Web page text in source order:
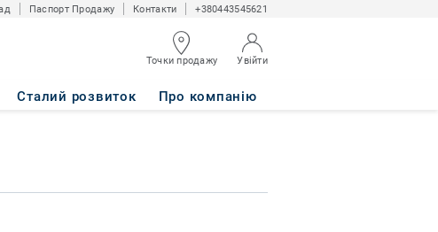
Паспорт Продажу Контакти +380443545621
Точки продажу Увійти
Сталий розвиток Про компанію